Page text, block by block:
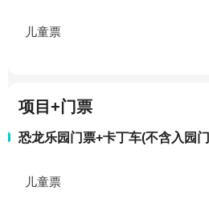
儿童票
项目+门票
恐龙乐园门票+卡丁车(不含入园
儿童票